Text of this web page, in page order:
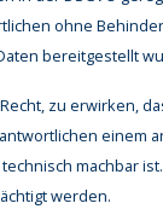
ohne
bereitgestellt
zu erwirken,
einem
machbar
werden.